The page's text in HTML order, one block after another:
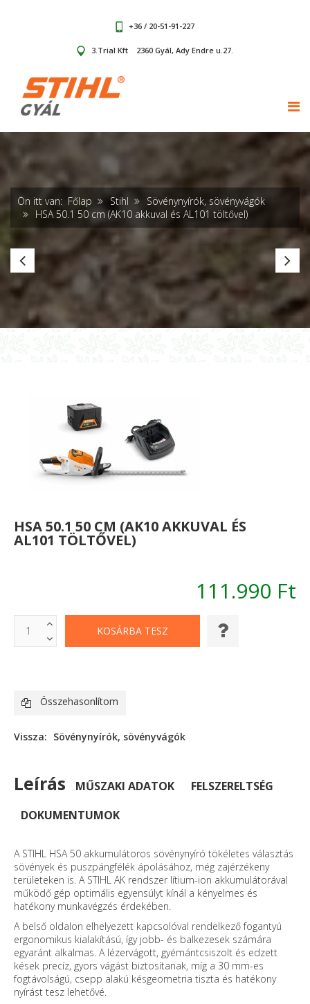
+36 / 20-51-91-227
3.Trial Kft 2360 Gyál, Ady Endre u.27.
Ön itt van: Főlap Stihl
Sövénynyírók, sövényvágók
HSA 50.1 50 cm (AK10 akkuval és AL101 töltővel)
HLA
56
(akku
és
60
HSA 50.1 50 CM (AK10 AKKUVAL ÉS
AL101 TÖLTŐVEL)
111.990 Ft
Összehasonlítom
Vissza: Sövénynyírók, sövényvágók
Leírás MŰSZAKI ADATOK
FELSZERELTSÉG
DOKUMENTUMOK
A STIHL HSA 50 akkumulátoros sövénynyíró tökéletes választás
sövények és puszpángfélék ápolásához, még zajérzékeny
területeken is. A STIHL AK rendszer lítium-ion akkumulátorával
működő gép optimális egyensúlyt kínál a kényelmes és
hatékony munkavégzés érdekében.
A belső oldalon elhelyezett kapcsolóval rendelkező fogantyú
ergonomikus kialakítású, így jobb- és balkezesek számára
egyaránt alkalmas. A lézervágott, gyémántcsiszolt és edzett
kések precíz, gyors vágást biztosítanak, míg a 30 mm-es
fogtávolságú, csepp alakú késgeometria tiszta és hatékony
nyírást tesz lehetővé.